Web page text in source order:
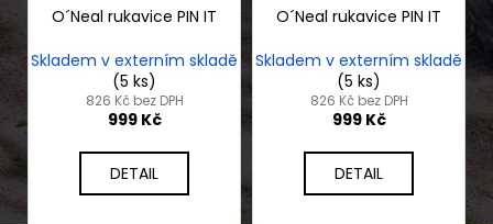
d
k
t
ů
O´Neal rukavice PIN IT
Skladem v externím skladě
(5 ks)
826 Kč bez DPH
999 Kč
DETAIL
O´Neal rukavice PIN IT
Skladem v externím skladě
(5 ks)
826 Kč bez DPH
999 Kč
DETAIL
u
j
e
m
e